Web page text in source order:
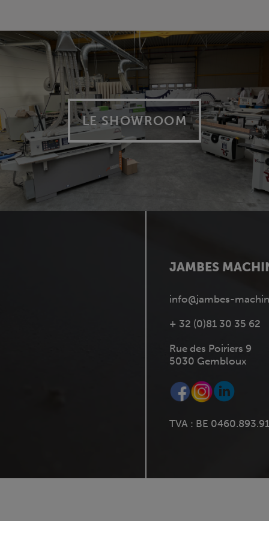
LE SHOWROOM
JAMBES
info@jambes-
+ 32 (0)81 30 35 62
Rue des Poiriers 9
5030 Gembloux
TVA : BE